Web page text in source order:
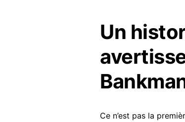
Un
Ce n’est pas la